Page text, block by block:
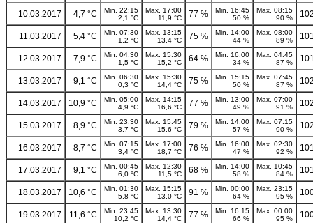
10.03.2017 4,7 °C
Min. 22:15
2,1 °C
Max. 17:00
11,9 °C
77 %
Min. 16:45
50 %
Max. 08:15
90 %
11.03.2017 5,4 °C
Min. 07:30
1,2 °C
Max. 13:15
13,4 °C
75 %
Min. 14:00
44 %
Max. 08:00
89 %
12.03.2017 7,9 °C
Min. 04:30
1,5 °C
Max. 15:30
15,2 °C
64 %
Min. 16:00
34 %
Max. 04:45
87 %
13.03.2017 9,1 °C
Min. 06:30
0,3 °C
Max. 15:30
14,4 °C
75 %
Min. 15:15
50 %
Max. 07:45
87 %
14.03.2017 10,9 °C
Min. 05:00
4,9 °C
Max. 14:15
16,6 °C
77 %
Min. 13:00
49 %
Max. 07:00
91 %
15.03.2017 8,9 °C
Min. 23:30
3,7 °C
Max. 15:45
15,6 °C
79 %
Min. 14:00
57 %
Max. 07:15
90 %
16.03.2017 8,7 °C
Min. 07:15
3,4 °C
Max. 17:00
18,7 °C
76 %
Min. 16:00
47 %
Max. 02:30
92 %
17.03.2017 9,1 °C
Min. 00:45
6,0 °C
Max. 12:30
11,5 °C
68 %
Min. 14:00
58 %
Max. 10:45
84 %
18.03.2017 10,6 °C
Min. 01:30
5,8 °C
Max. 15:15
13,0 °C
91 %
Min. 00:00
64 %
Max. 23:15
95 %
19.03.2017 11,6 °C
Min. 23:45
10,2 °C
Max. 13:30
14,4 °C
77 %
Min. 16:15
66 %
Max. 00:00
95 %